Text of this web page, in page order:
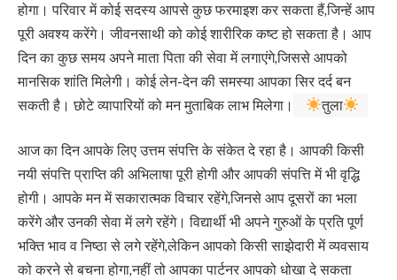
होगा। परिवार में कोई सदस्य आपसे कुछ फरमाइश कर सकता हैं,जिन्हें आप
पूरी अवश्य करेंगे। जीवनसाथी को कोई शारीरिक कष्ट हो सकता है। आप
दिन का कुछ समय अपने माता पिता की सेवा में लगाएंगे,जिससे आपको
मानसिक शांति मिलेगी। कोई लेन-देन की समस्या आपका सिर दर्द बन
सकती है। छोटे व्यापारियों को मन मुताबिक लाभ मिलेगा।
तुला
आज का दिन आपके लिए उत्तम संपत्ति के संकेत दे रहा है। आपकी किसी
नयी संपत्ति प्राप्ति की अभिलाषा पूरी होगी और आपकी संपत्ति में भी वृद्धि
होगी। आपके मन में सकारात्मक विचार रहेंगे,जिनसे आप दूसरों का भला
करेंगे और उनकी सेवा में लगे रहेंगे। विद्यार्थी भी अपने गुरुओं के प्रति पूर्ण
भक्ति भाव व निष्ठा से लगे रहेंगे,लेकिन आपको किसी साझेदारी में व्यवसाय
को करने से बचना होगा,नहीं तो आपका पार्टनर आपको धोखा दे सकता